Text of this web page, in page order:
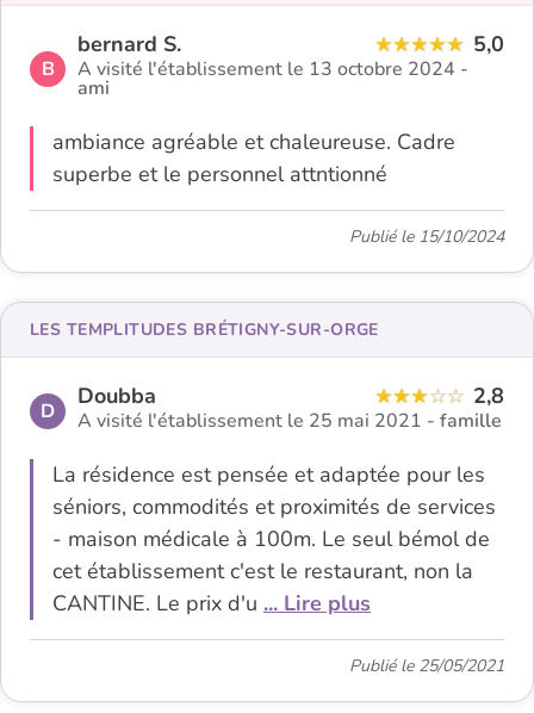
B
bernard S. 5,0
A visité l'établissement le 13 octobre 2024 -
ami
ambiance agréable et chaleureuse. Cadre
superbe et le personnel attntionné
Publié le 15/10/2024
D
Doubba 2,8
A visité l'établissement le 25 mai 2021 - famille
La résidence est pensée et adaptée pour les
séniors, commodités et proximités de services
- maison médicale à 100m. Le seul bémol de
cet établissement c'est le restaurant, non la
CANTINE. Le prix d'u ... Lire plus
LES TEMPLITUDES BRÉTIGNY-SUR-ORGE
Publié le 25/05/2021